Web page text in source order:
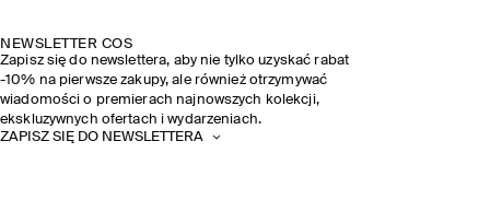
NEWSLETTER COS
Zapisz się do newslettera, aby nie tylko uzyskać rabat
-10% na pierwsze zakupy, ale również otrzymywać
wiadomości o premierach najnowszych kolekcji,
ekskluzywnych ofertach i wydarzeniach.
ZAPISZ SIĘ DO NEWSLETTERA